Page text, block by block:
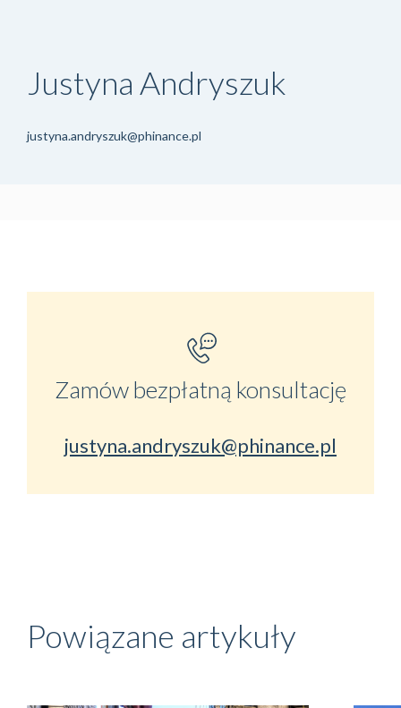
Justyna Andryszuk
justyna.andryszuk@phinance.pl
Zamów bezpłatną konsultację
justyna.andryszuk@phinance.pl
Powiązane artykuły